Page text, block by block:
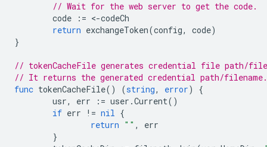
// Wait for the web server to get the code.
code
:= <-codeCh
return exchangeToken(config, code)
}
// tokenCacheFile generates credential file path/
// It returns the generated credential path/filename.
func tokenCacheFile() (string, error)
{
usr, err := user .Current()
if err != nil {
return "" ,
err
}